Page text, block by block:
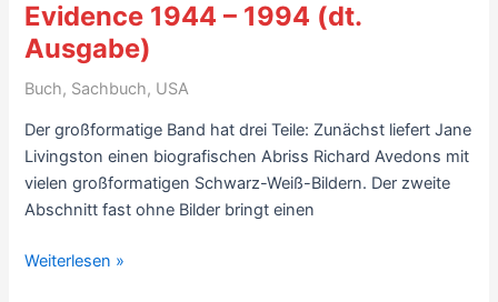
Evidence 1944 – 1994 (dt.
Ausgabe)
Buch, Sachbuch, USA
Der großformatige Band hat drei Teile: Zunächst liefert Jane
Livingston einen biografischen Abriss Richard Avedons mit
vielen großformatigen Schwarz-Weiß-Bildern. Der zweite
Abschnitt fast ohne Bilder bringt einen
Besprechung:
Weiterlesen »